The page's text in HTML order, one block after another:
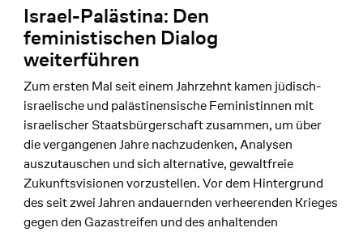
Israel-Palästina: Den
feministischen Dialog
weiterführen
Zum ersten Mal seit einem Jahrzehnt kamen jüdisch-
israelische und palästinensische Feministinnen mit
israelischer Staatsbürgerschaft zusammen, um über
die vergangenen Jahre nachzudenken, Analysen
auszutauschen und sich alternative, gewaltfreie
Zukunftsvisionen vorzustellen. Vor dem Hintergrund
des seit zwei Jahren andauernden verheerenden Krieges
gegen den Gazastreifen und des anhaltenden